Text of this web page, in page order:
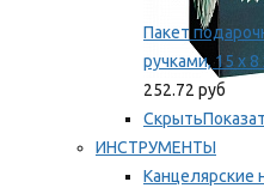
Пакет
ручками, 15 х 8
252.72 руб
Скрыть
ИНСТРУМЕНТЫ
Канцелярские